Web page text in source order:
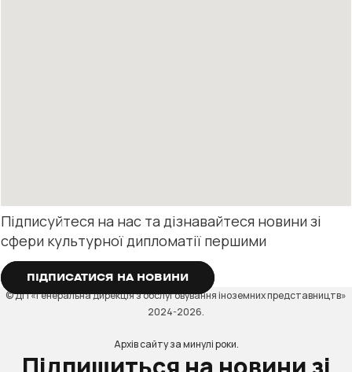
Підписуйтеся на нас та дізнавайтеся новини зі
сфери культурної дипломатії першими
ПІДПИСАТИСЯ НА НОВИНИ
© ДП «Генеральна дирекція з обслуговування іноземних представництв»
2024-2026.
Архів сайту за минулі роки.